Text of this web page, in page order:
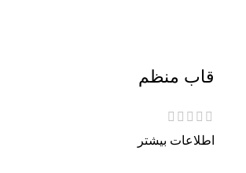
قاب منظم
اطلاعات بیشتر